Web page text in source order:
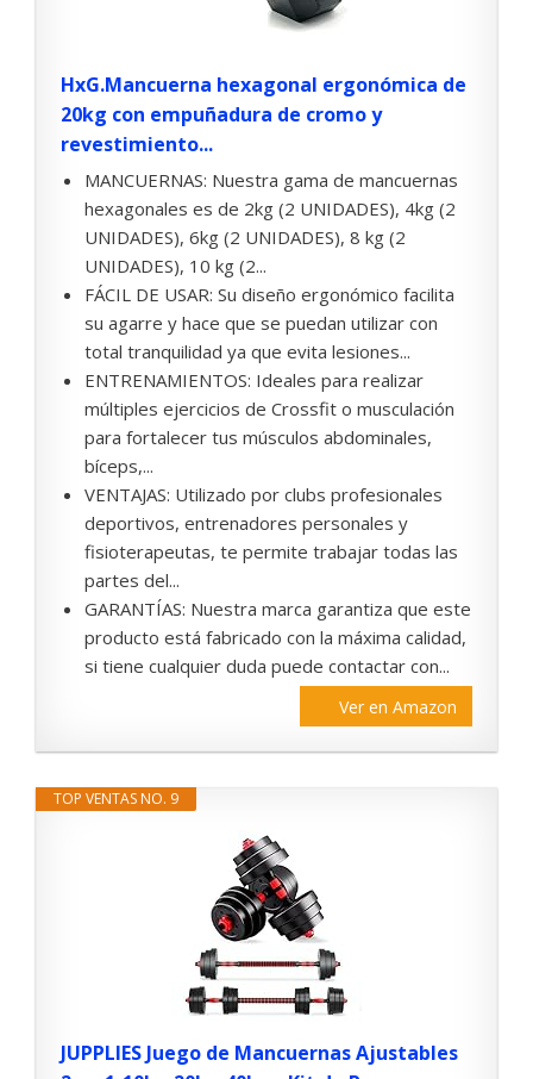
HxG.Mancuerna hexagonal ergonómica de
20kg con empuñadura de cromo y
revestimiento...
MANCUERNAS: Nuestra gama de mancuernas
hexagonales es de 2kg (2 UNIDADES), 4kg (2
UNIDADES), 6kg (2 UNIDADES), 8 kg (2
UNIDADES), 10 kg (2...
FÁCIL DE USAR: Su diseño ergonómico facilita
su agarre y hace que se puedan utilizar con
total tranquilidad ya que evita lesiones...
ENTRENAMIENTOS: Ideales para realizar
múltiples ejercicios de Crossfit o musculación
para fortalecer tus músculos abdominales,
bíceps,...
VENTAJAS: Utilizado por clubs profesionales
deportivos, entrenadores personales y
fisioterapeutas, te permite trabajar todas las
partes del...
GARANTÍAS: Nuestra marca garantiza que este
producto está fabricado con la máxima calidad,
si tiene cualquier duda puede contactar con...
Ver en Amazon
TOP VENTAS NO. 9
JUPPLIES Juego de Mancuernas Ajustables